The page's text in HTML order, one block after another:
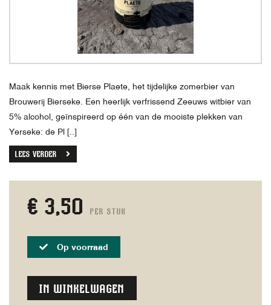
Maak kennis met Bierse Plaete, het tijdelijke zomerbier van
Brouwerij Bierseke. Een heerlijk verfrissend Zeeuws witbier van
5% alcohol, geïnspireerd op één van de mooiste plekken van
Yerseke: de Pl [..]
LEES VERDER
€ 3,50 per stuk
Op voorraad
IN WINKELWAGEN